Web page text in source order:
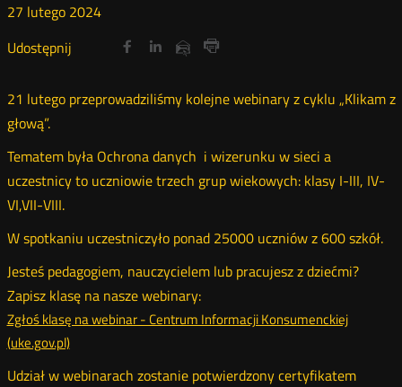
27 lutego 2024
Udostępnij
Udostępnij
Twitter
Nowa
Udostępnij
Facebook
Nowa
Udostępnij
Linkedin
Nowa Udostępnij
e-
21 lutego przeprowadziliśmy kolejne webinary z cyklu „Klikam z
głową”.
Tematem była Ochrona danych i wizerunku w sieci a
uczestnicy to uczniowie trzech grup wiekowych: klasy I-III, IV-
VI,VII-VIII.
W spotkaniu uczestniczyło ponad 25000 uczniów z 600 szkół.
Jesteś pedagogiem, nauczycielem lub pracujesz z dziećmi?
Zapisz klasę na nasze webinary:
Zgłoś klasę na webinar - Centrum Informacji Konsumenckiej
(uke.gov.pl)
Udział w webinarach zostanie potwierdzony certyfikatem